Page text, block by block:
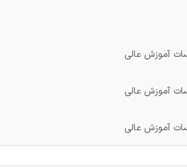
آموزش عالی
آموزش عالی
آموزش عالی